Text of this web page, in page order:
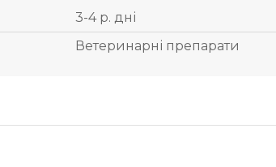
3-4 р. дні
Ветеринарні препарати